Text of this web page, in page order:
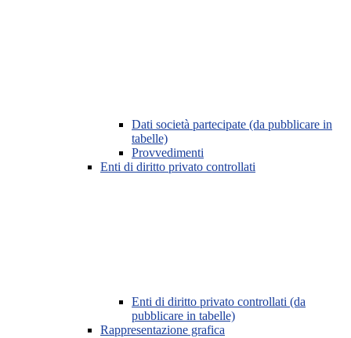
Dati società partecipate (da pubblicare in
tabelle)
Provvedimenti
Enti di diritto privato controllati
Enti di diritto privato controllati (da
pubblicare in tabelle)
Rappresentazione grafica